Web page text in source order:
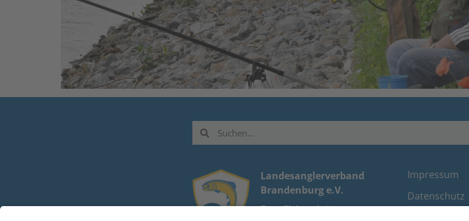
Landesanglerverband
Brandenburg e.V.
Zum Elsbruch 1
Impressum
Datenschutz